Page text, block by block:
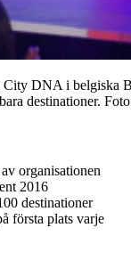
DNA i belgiska
destinationer.
organisationen
2016
destinationer
första plats varje